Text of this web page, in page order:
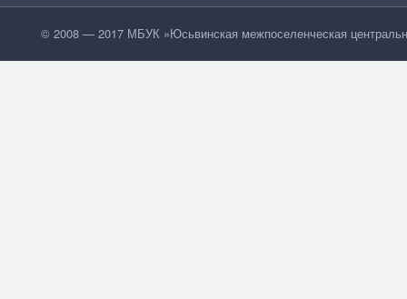
© 2008 — 2017 МБУК »Юсьвинская межпоселенческая